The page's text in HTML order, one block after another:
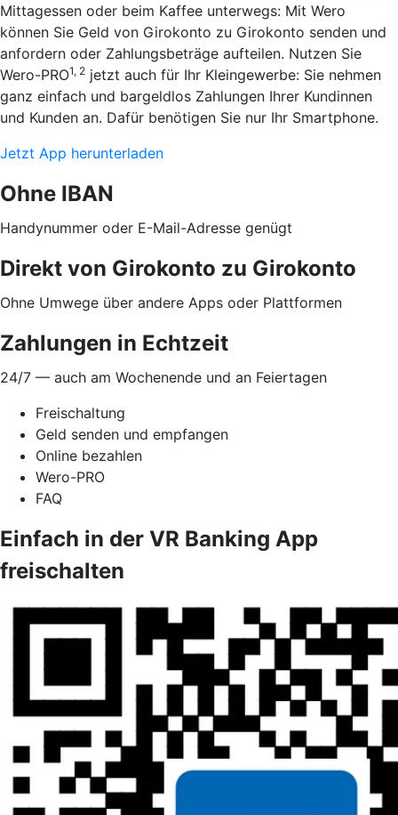
Mittagessen oder beim Kaffee unterwegs: Mit Wero
können Sie Geld von Girokonto zu Girokonto senden und
anfordern oder Zahlungsbeträge aufteilen. Nutzen Sie
Wero-PRO1, 2 jetzt auch für Ihr Kleingewerbe: Sie nehmen
ganz einfach und bargeldlos Zahlungen Ihrer Kundinnen
und Kunden an. Dafür benötigen Sie nur Ihr Smartphone.
Jetzt App herunterladen
Ohne IBAN
Handynummer oder E-Mail-Adresse genügt
Direkt von Girokonto zu Girokonto
Ohne Umwege über andere Apps oder Plattformen
Zahlungen in Echtzeit
24/7 — auch am Wochenende und an Feiertagen
Freischaltung
Geld senden und empfangen
Online bezahlen
Wero-PRO
FAQ
Einfach in der VR Banking App
freischalten